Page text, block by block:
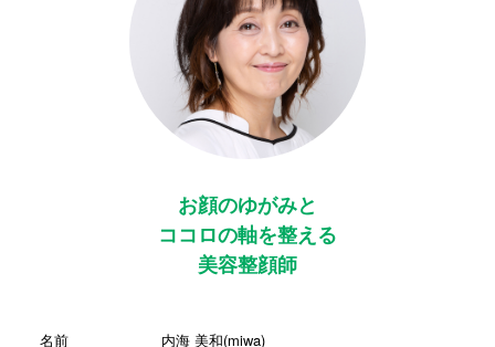
お顔のゆがみと
ココロの軸を整える
美容整顔師
名前 内海 美和(miwa)